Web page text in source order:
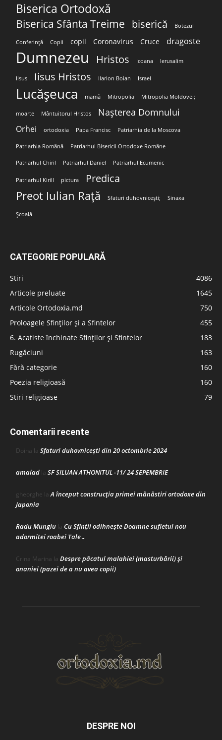
Biserica Ortodoxă
Biserica Sfânta Treime biserică Botezul
Conferință Copii copil Coronavirus Cruce dragoste
Dumnezeu Hristos Icoana Ierusalim
Iisus Iisus Hristos Ilarion Boian Israel
Lucășeuca mamă Mitropolia Mitropolia Moldovei;
moarte Mântuitorul Hristos Nașterea Domnului
Orhei ortodoxia Papa Francisc Patriarhia de la Moscova
Patriarhia Română Patriarhul Bisericii Ortodoxe Române
Patriarhul Chiril Patriarhul Daniel Patriarhul Ecumenic
Patriarhul Kirill pictura Predica
Preot Iulian Rață Sfaturi duhovnicești; Sinaxa
Școală
CATEGORIE POPULARĂ
Stiri
4086
Articole preluate
1645
Articole Ortodoxia.md
750
Proloagele Sfinților și a Sfintelor
455
6. Acatiste închinate Sfinților și Sfintelor
183
Rugăciuni
163
Fără categorie
160
Poezia religioasă
160
Stiri religioase
79
Comentarii recente
Doina la Sfaturi duhovnicești din 20 octombrie 2024
amalad la SF SILUAN ATHONITUL -11/ 24 SEPEMBRIE
gheorghe laA început construcţia primei mănăstiri ortodoxe din
Japonia
Radu Mungiu la Cu Sfinții odihnește Doamne sufletul nou
adormitei roabei Tale…
Crina Marina la Despre păcatul malahiei (masturbării) şi
onaniei (pazei de a nu avea copii)
DESPRE NOI